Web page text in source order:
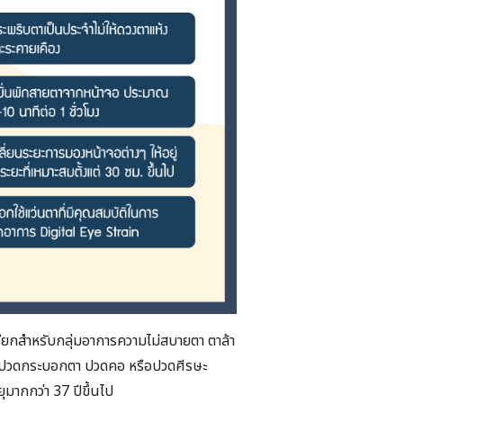
กสำหรับกลุ่มอาการความไม่สบายตา ตาล้า
วดกระบอกตา ปวดคอ หรือปวดศีรษะ
ากกว่า 37 ปีขึ้นไป